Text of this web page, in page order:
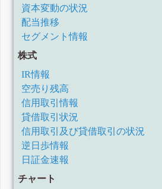
資本変動の状況
配当推移
セグメント情報
株式
IR情報
空売り残高
信用取引情報
貸借取引状況
信用取引及び貸借取引の状況
逆日歩情報
日証金速報
チャート